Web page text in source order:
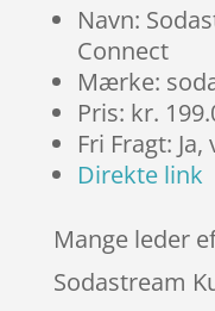
Navn:
Connect
Mærke:
Pris: kr.
Fri Fragt:
Direkte link
Mange leder
Sodastream